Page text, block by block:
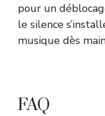
pour un
le silence
musique dès
FAQ